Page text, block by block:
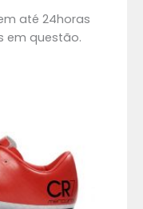
até 24horas
em questão.